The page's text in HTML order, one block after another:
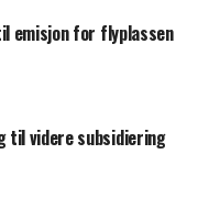
emisjon for flyplassen
til videre subsidiering